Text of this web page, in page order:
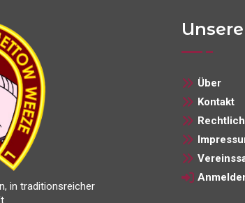
in traditionsreicher
Über
Kontakt